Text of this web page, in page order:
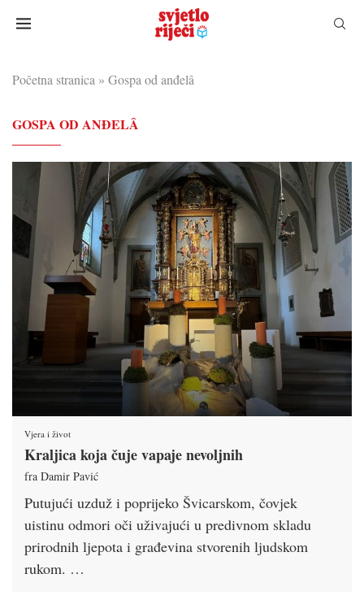
Početna stranica » Gospa od anđelâ
GOSPA OD ANĐELÂ
Vjera i život
Kraljica koja čuje vapaje nevoljnih
fra Damir Pavić
Putujući uzduž i poprijeko Švicarskom, čovjek
uistinu odmori oči uživajući u predivnom skladu
prirodnih ljepota i građevina stvorenih ljudskom
rukom. …